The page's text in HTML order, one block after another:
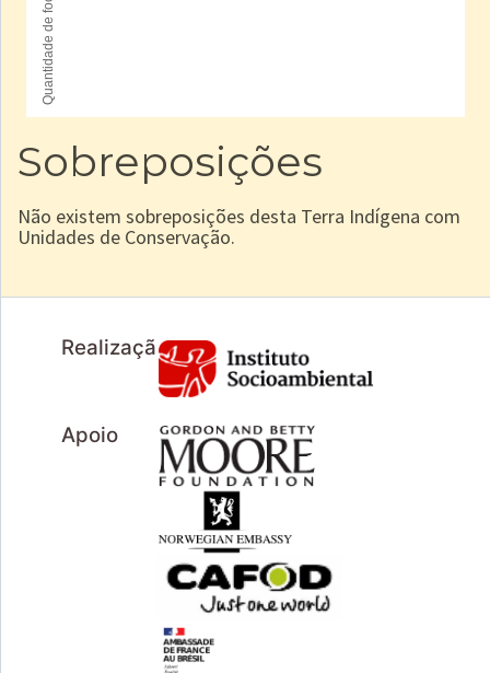
Sobreposições
Não existem sobreposições desta Terra Indígena com
Unidades de Conservação.